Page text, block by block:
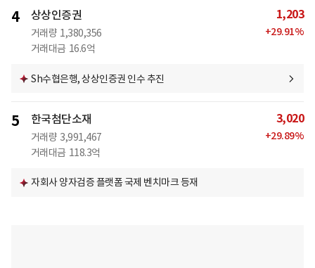
4 상상인증권
거래량 1,380,356
거래대금 16.6억
1,203
+29.91%
Sh수협은행, 상상인증권 인수 추진
5 한국첨단소재
거래량 3,991,467
거래대금 118.3억
3,020
+29.89%
자회사 양자검증 플랫폼 국제 벤치마크 등재